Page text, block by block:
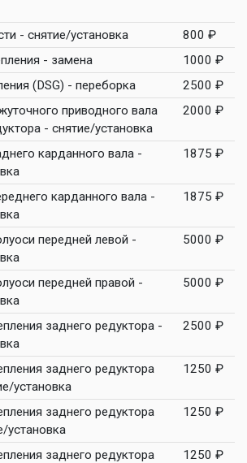
- снятие/установка
800 ₽
- замена
1000 ₽
(DSG) - переборка
2500 ₽
приводного вала
- снятие/установка
2000 ₽
карданного вала -
1875 ₽
карданного вала -
1875 ₽
передней левой -
5000 ₽
передней правой -
5000 ₽
заднего редуктора -
2500 ₽
заднего редуктора
установка
1250 ₽
заднего редуктора
установка
1250 ₽
заднего редуктора
1250 ₽